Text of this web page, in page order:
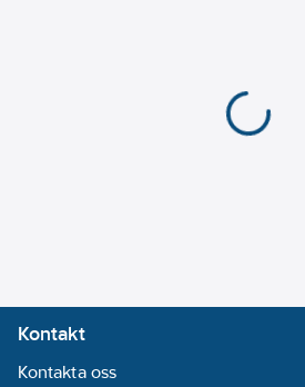
Kontakt
Kontakta oss